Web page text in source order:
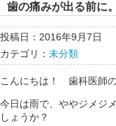
歯の痛みが出る前に
投稿日：2016年9月7日
カテゴリ： 未分類
こんにちは！ 歯科医師
今日は雨で、ややジメジ
しょうか？